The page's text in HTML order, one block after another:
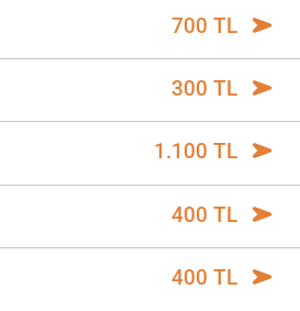
700 TL
300 TL
1.100 TL
400 TL
400 TL